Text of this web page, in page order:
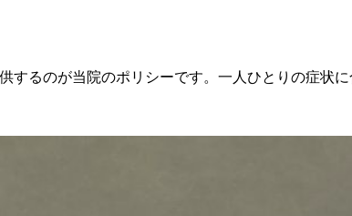
するのが当院のポリシーです。一人ひとりの症状